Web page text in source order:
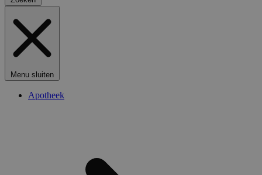
Menu sluiten
Apotheek